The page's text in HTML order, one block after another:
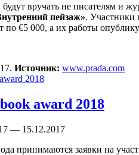
вручать не писателям и
пейзаж». Участники
по €5 000, а их работы
Источник: www.prada.com
award 2018
— 15.12.2017
принимаются заявки на